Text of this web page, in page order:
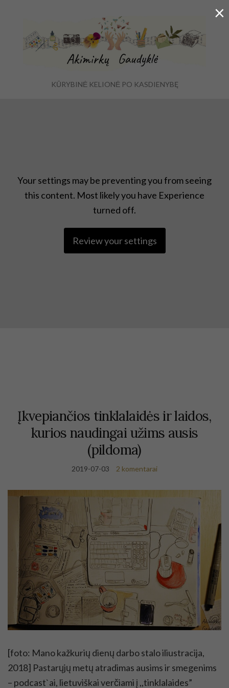
KŪRYBINĖ KELIONĖ PO KASDIENYBĘ
Your settings may be preventing you from seeing
this content. Most likely you have Experience
turned off.
Review your settings
Įkvepiančios tinklalaidės ir laidos,
kurios naudingai užims ausis
(pildoma)
2019-07-03 2 komentarai
[foto: Mano kažkurių dienų darbo stalo iliustracija,
2018] Pastarųjų metų atradimas ausims ir smegenims
– podcast`ai, lietuviškai verčiami į ,,tinklalaides”
×